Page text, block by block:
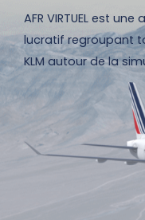
AFR VIRTUEL est
lucratif regroupant
KLM autour de la